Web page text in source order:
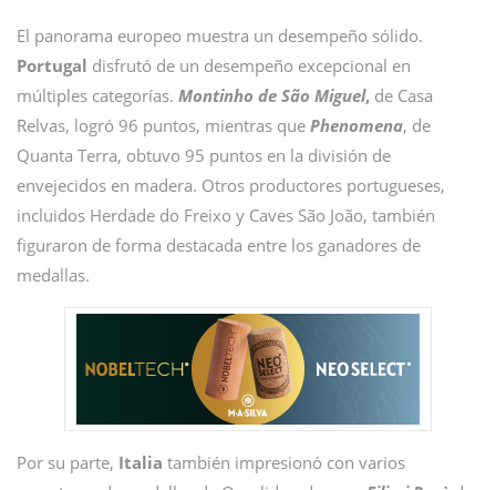
El panorama europeo muestra un desempeño sólido.
Portugal disfrutó de un desempeño excepcional en
múltiples categorías. Montinho de São Miguel, de Casa
Relvas, logró 96 puntos, mientras que Phenomena, de
Quanta Terra, obtuvo 95 puntos en la división de
envejecidos en madera. Otros productores portugueses,
incluidos Herdade do Freixo y Caves São João, también
figuraron de forma destacada entre los ganadores de
medallas.
Por su parte, Italia también impresionó con varios